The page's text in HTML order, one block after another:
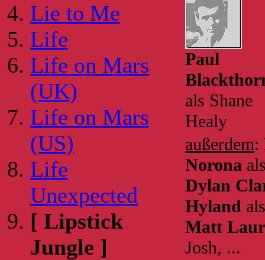
Lie to Me
Life
Life on Mars
(UK)
Life on Mars
(US)
Life
Unexpected
[ Lipstick
Jungle ]
Paul
als Shane
Healy
außerdem:
Norona
Dylan
Hyland
Matt
Josh, ...